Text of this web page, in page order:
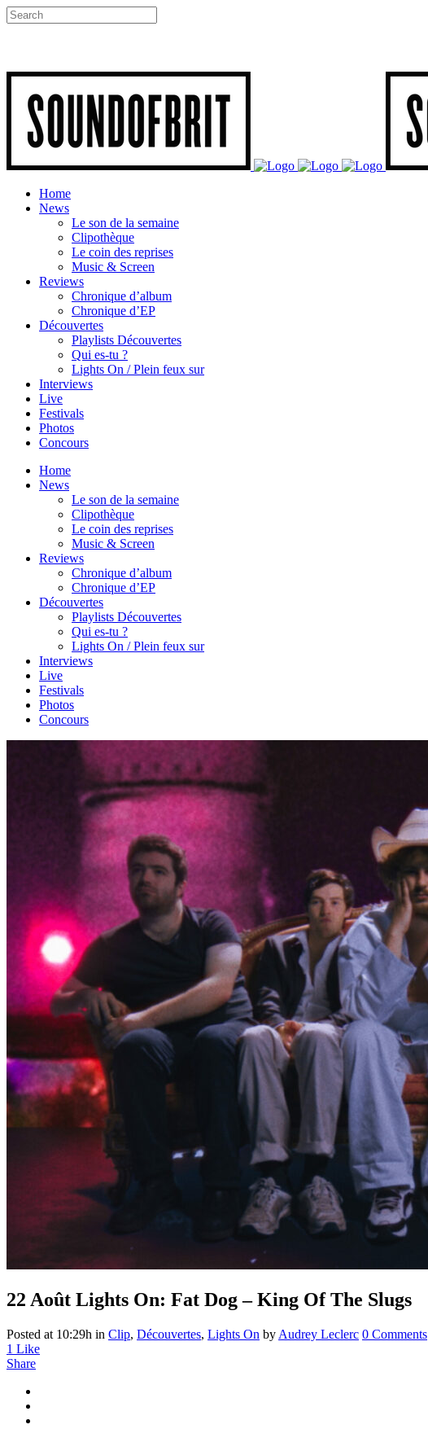
Home
News
Le son de la semaine
Clipothèque
Le coin des reprises
Music & Screen
Reviews
Chronique d’album
Chronique d’EP
Découvertes
Playlists Découvertes
Qui es-tu ?
Lights On / Plein feux sur
Interviews
Live
Festivals
Photos
Concours
Home
News
Le son de la semaine
Clipothèque
Le coin des reprises
Music & Screen
Reviews
Chronique d’album
Chronique d’EP
Découvertes
Playlists Découvertes
Qui es-tu ?
Lights On / Plein feux sur
Interviews
Live
Festivals
Photos
Concours
22 Août Lights On: Fat Dog – King Of The Slugs
Posted at 10:29h in Clip, Découvertes, Lights On by Audrey Leclerc 0 Comments
1 Like
Share